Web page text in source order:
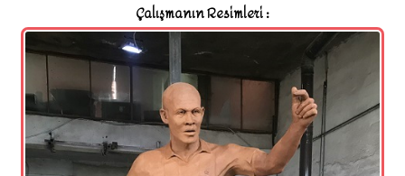
Çalışmanın Resimleri :